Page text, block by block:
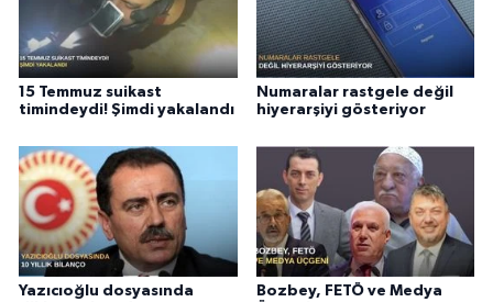
15 Temmuz suikast
timindeydi! Şimdi yakalandı
Numaralar rastgele değil
hiyerarşiyi gösteriyor
Yazıcıoğlu dosyasında
Bozbey, FETÖ ve Medya